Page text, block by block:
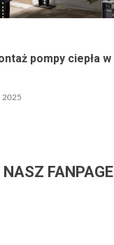
pompy ciepła w
2025
NASZ FANPAGE